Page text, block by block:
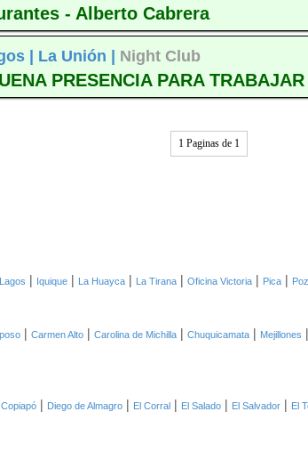
- Alberto Cabrera
| La Unión | Night Club
PRESENCIA PARA TRABAJAR
1 Paginas de 1
| Iquique | La Huayca | La Tirana | Oficina Victoria | Pica |
| Carmen Alto | Carolina de Michilla | Chuquicamata | Mejillones |
Copiapó | Diego de Almagro | El Corral | El Salado | El Salvador | El